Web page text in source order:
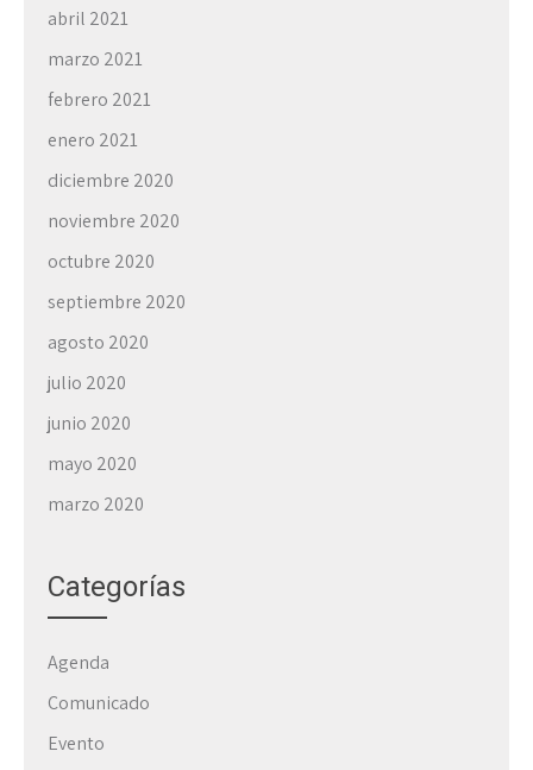
abril 2021
marzo 2021
febrero 2021
enero 2021
diciembre 2020
noviembre 2020
octubre 2020
septiembre 2020
agosto 2020
julio 2020
junio 2020
mayo 2020
marzo 2020
Categorías
Agenda
Comunicado
Evento